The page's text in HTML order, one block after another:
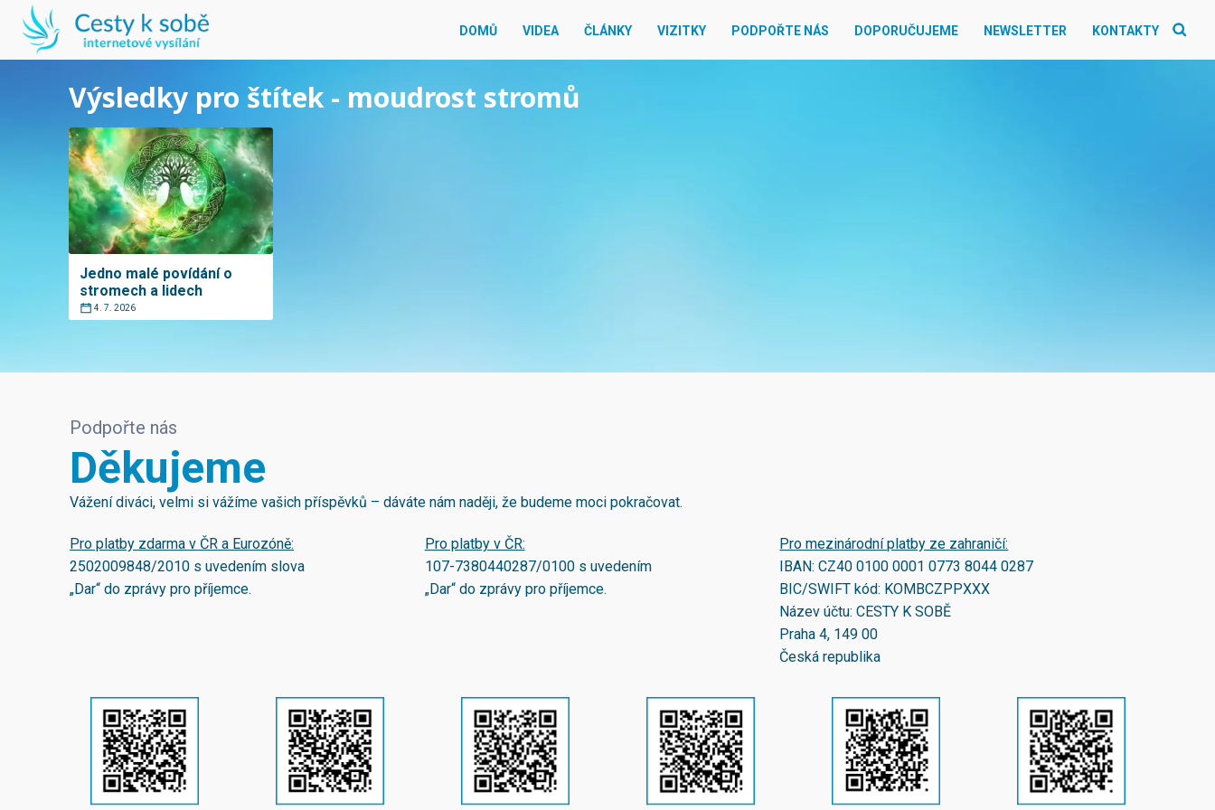
DOMŮ VIDEA ČLÁNKY VIZITKY PODPOŘTE NÁS DOPORUČUJEME NEWSLETTER KONTAKTY
Výsledky pro štítek - moudrost stromů
Jedno malé povídání o
stromech a lidech
4. 7. 2026
Podpořte nás
Děkujeme
Vážení diváci, velmi si vážíme vašich příspěvků – dáváte nám naději, že budeme moci pokračovat.
Pro platby zdarma v ČR a Eurozóně:
2502009848/2010 s uvedením slova
„Dar“ do zprávy pro příjemce.
Pro platby v ČR:
107-7380440287/0100s uvedením
„Dar“ do zprávy pro příjemce.
Pro mezinárodní platby ze zahraničí:
IBAN:CZ40 0100 0001 0773 8044 0287
BIC/SWIFT kód: KOMBCZPPXXX
Název účtu: CESTY K SOBĚ
Praha 4, 149 00
Česká republika